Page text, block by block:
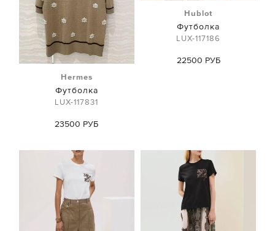
Hermes
Футболка
LUX-117831
23500 РУБ
Hublot
Футболка
LUX-117186
22500 РУБ